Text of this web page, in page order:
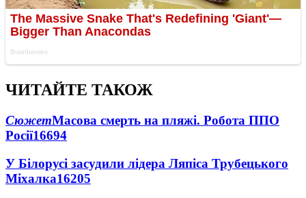
ЧИТАЙТЕ ТАКОЖ
СюжетМасова смерть на пляжі. Робота ППО
Росії16694
У Білорусі засудили лідера Ляпіса Трубецького
Міхалка16205